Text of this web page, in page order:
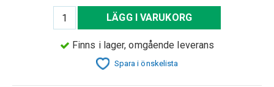
LÄGG I VARUKORG
Finns i lager, omgående leverans
Spara i önskelista